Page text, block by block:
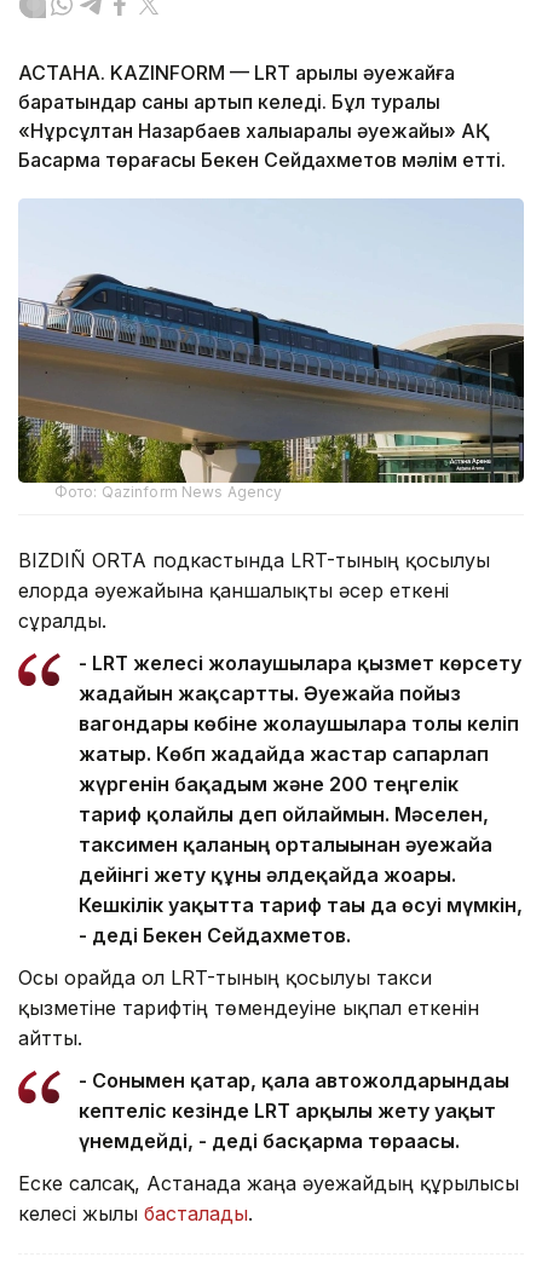
АСТАНА. KAZINFORM — LRT арқылы әуежайға
баратындар саны артып келеді. Бұл туралы
«Нұрсұлтан Назарбаев халықаралық әуежайы» АҚ
Басқарма төрағасы Бекен Сейдахметов мәлім етті.
Фото: Qazinform News Agency
BIZDIÑ ORTA подкастында LRT-тының қосылуы
елорда әуежайына қаншалықты әсер еткені
сұралды.
- LRT желесі жолаушыларға қызмет көрсету
жағдайын жақсартты. Әуежайға пойыз
вагондары көбіне жолаушыларға толы келіп
жатыр. Көбп жағдайда жастар сапарлап
жүргенін бақадым және 200 теңгелік
тариф қолайлы деп ойлаймын. Мәселен,
таксимен қаланың орталығынан әуежайға
дейінгі жету құны әлдеқайда жоғары.
Кешкілік уақытта тариф тағы да өсуі мүмкін,
- деді Бекен Сейдахметов.
Осы орайда ол LRT-тының қосылуы такси
қызметіне тарифтің төмендеуіне ықпал еткенін
айтты.
- Сонымен қатар, қала автожолдарындағы
кептеліс кезінде LRT арқылы жету уақыт
үнемдейді, - деді басқарма төрағасы.
Еске салсақ, Астанада жаңа әуежайдың құрылысы
келесі жылы басталады.